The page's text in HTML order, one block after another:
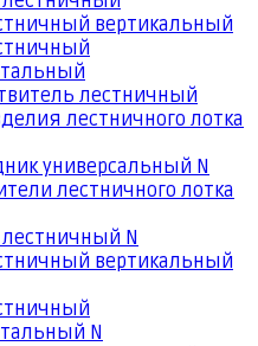
вертикальный
лестничный
лестничного лотка
универсальный N
лестничного лотка
N
вертикальный
N